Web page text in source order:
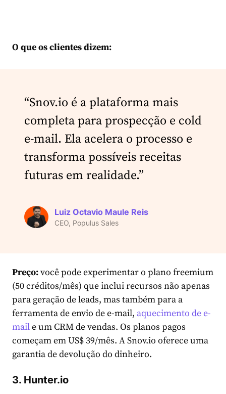
O que os clientes dizem:
“Snov.io é a plataforma mais
completa para prospecção e cold
e-mail. Ela acelera o processo e
transforma possíveis receitas
futuras em realidade.”
Luiz Octavio Maule Reis
CEO, Populus Sales
Preço:você pode experimentar o plano freemium
(50 créditos/mês) que inclui recursos não apenas
para geração de leads, mas também para a
ferramenta de envio de e-mail, aquecimento de e-
maile um CRM de vendas. Os planos pagos
começam em US$ 39/mês. A Snov.io oferece uma
garantia de devolução do dinheiro.
3. Hunter.io